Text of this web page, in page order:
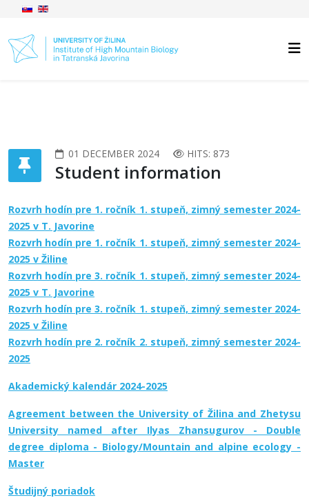
01 DECEMBER 2024 HITS: 873
Student information
Rozvrh hodín pre 1. ročník 1. stupeň, zimný semester 2024-
2025 v T. Javorine
Rozvrh hodín pre 1. ročník 1. stupeň, zimný semester 2024-
2025 v Žiline
Rozvrh hodín pre 3. ročník 1. stupeň, zimný semester 2024-
2025 v T. Javorine
Rozvrh hodín pre 3. ročník 1. stupeň, zimný semester 2024-
2025 v Žiline
Rozvrh hodín pre 2. ročník 2. stupeň, zimný semester 2024-
2025
Akademický kalendár 2024-2025
Agreement between the University of Žilina and Zhetysu
University named after Ilyas Zhansugurov - Double
degree diploma - Biology/Mountain and alpine ecology -
Master
Študijný poriadok